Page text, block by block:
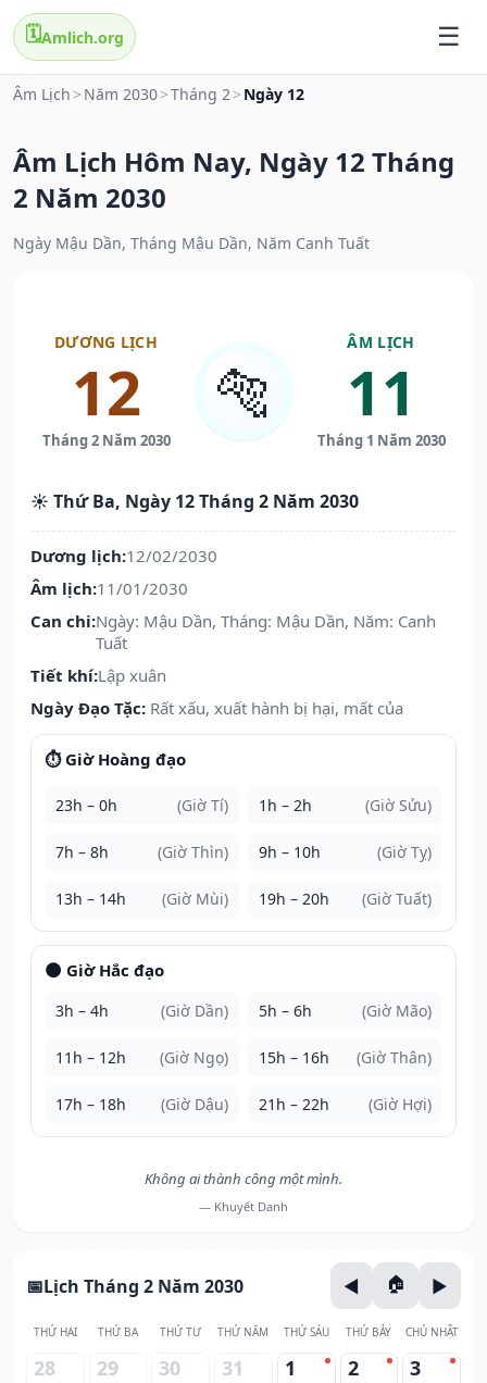
🗓️Amlich.org
Âm Lịch > Năm 2030>Tháng 2> Ngày 12
Âm Lịch Hôm Nay, Ngày 12 Tháng
2 Năm 2030
Ngày Mậu Dần, Tháng Mậu Dần, Năm Canh Tuất
DƯƠNG LỊCH
12
Tháng 2 Năm 2030
🐅
ÂM LỊCH
11
Tháng 1 Năm 2030
☀️ Thứ Ba, Ngày 12 Tháng 2 Năm 2030
Dương lịch:12/02/2030
Âm lịch:11/01/2030
Can chi:Ngày: Mậu Dần, Tháng: Mậu Dần, Năm: Canh
Tuất
Tiết khí:Lập xuân
Ngày Đạo Tặc: Rất xấu, xuất hành bị hại, mất của
⏱️ Giờ Hoàng đạo
23h – 0h (Giờ Tí) 1h – 2h (Giờ Sửu)
7h – 8h (Giờ Thìn) 9h – 10h (Giờ Tỵ)
13h – 14h (Giờ Mùi) 19h – 20h (Giờ Tuất)
🌑 Giờ Hắc đạo
3h – 4h (Giờ Dần) 5h – 6h (Giờ Mão)
11h – 12h (Giờ Ngọ) 15h – 16h (Giờ Thân)
17h – 18h (Giờ Dậu) 21h – 22h (Giờ Hợi)
Không ai thành công một mình.
— Khuyết Danh
Lịch Tháng 2 Năm 2030
THỨ HAI THỨ BA THỨ TƯ THỨ NĂM THỨ SÁU THỨ BẢY CHỦ NHẬT
28 29 30 31 1 2 3